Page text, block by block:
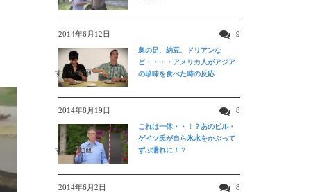
2014年6月12日 9
すごい動画
鳥の足、納豆、ドリアンな
ど・・・・アメリカ人がアジア
の珍味を食べた時の反応
2014年8月19日 8
すごい動画
これは一体・・！？あのビル・
ゲイツ氏が自ら氷水をかぶって
ずぶ濡れに！？
2014年6月2日 8